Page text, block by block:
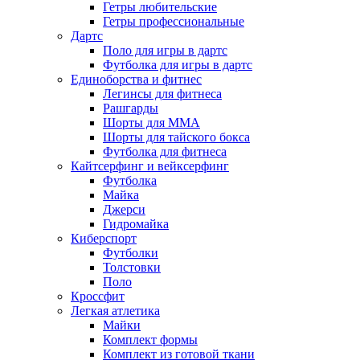
Гетры любительские
Гетры профессиональные
Дартс
Поло для игры в дартс
Футболка для игры в дартс
Единоборства и фитнес
Легинсы для фитнеса
Рашгарды
Шорты для MMA
Шорты для тайского бокса
Футболка для фитнеса
Кайтсерфинг и вейксерфинг
Футболка
Майка
Джерси
Гидромайка
Киберспорт
Футболки
Толстовки
Поло
Кроссфит
Легкая атлетика
Майки
Комплект формы
Комплект из готовой ткани